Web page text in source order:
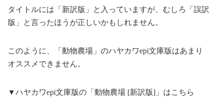
タイトルには「新訳版」と入っていますが、むしろ「誤訳
版」と言ったほうが正しいかもしれません。
このように、「動物農場」のハヤカワepi文庫版はあまり
オススメできません。
▼ハヤカワepi文庫版の「動物農場 [新訳版]」はこちら